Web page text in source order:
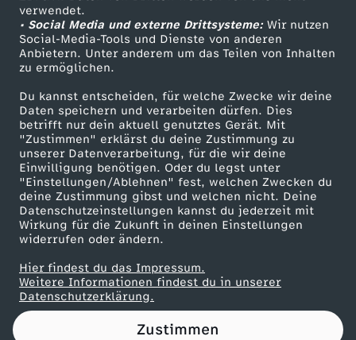
verwendet.
• Social Media und externe Drittsysteme:Wir nutzen
Social-Media-Tools und Dienste von anderen
Anbietern. Unter anderem um das Teilen von Inhalten
zu ermöglichen.
Du kannst entscheiden, für welche Zwecke wir deine
Daten speichern und verarbeiten dürfen. Dies
betrifft nur dein aktuell genutztes Gerät. Mit
"Zustimmen" erklärst du deine Zustimmung zu
unserer Datenverarbeitung, für die wir deine
Einwilligung benötigen. Oder du legst unter
"Einstellungen/Ablehnen" fest, welchen Zwecken du
deine Zustimmung gibst und welchen nicht. Deine
Datenschutzeinstellungen kannst du jederzeit mit
Wirkung für die Zukunft in deinen Einstellungen
widerrufen oder ändern.
Hier findest du das Impressum.
Weitere Informationen findest du in unserer
Datenschutzerklärung.
Zustimmen
n
t
e
r
v
i
e
w
m
ZDF Unternehmen
Karriere
ZDF goes Schule
Werbefernsehen
Mainzelmännchen
Partner